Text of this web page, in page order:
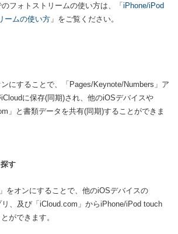
フォトストリームの使い方は、「iPhone/iPod
ームの使い方 」をご覧ください。
ンにすることで、「Pages/Keynote/Numbers」ア
に保存(同期)され、他のiOSデバイスや
」と書類データを共有(同期)することができま
す
をオンにすることで、他のiOSデバイスの
リ、及び「iCloud.com」からiPhone/iPod touch
ができます。